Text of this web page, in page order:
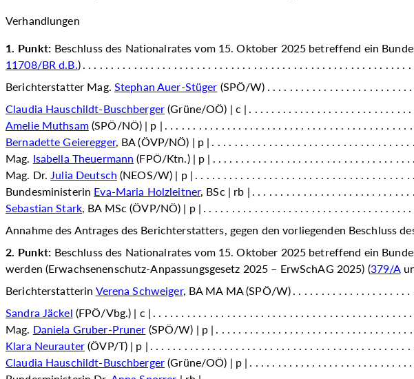
Verhandlungen
1. Punkt: Beschluss des Nationalrates vom 15. Oktober 2025 betreffend ein
11708/BR d.B.)
Berichterstatter Mag. Stephan Auer-Stüger (SPÖ/W)
Claudia Hauschildt-Buschberger (Grüne/OÖ) | c |
Amelie Muthsam(SPÖ/NÖ) | p |
Bernadette Geieregger, BA (ÖVP/NÖ) | p |
Mag. Isabella Theuermann (FPÖ/Ktn.) | p |
Mag. Dr. Julia Deutsch (NEOS/W) | p |
Bundesministerin Eva-Maria Holzleitner, BSc | rb |
Sebastian Stark, BA MSc (ÖVP/NÖ) | p |
Annahme des Antrages des Berichterstatters, gegen den vorliegenden Beschluss
2. Punkt: Beschluss des Nationalrates vom 15. Oktober 2025 betreffend ein
werden (Erwachsenenschutz-Anpassungsgesetz 2025 – ErwSchAG 2025) (379/A
Berichterstatterin Verena Schweiger, BA MA MA (SPÖ/W)
Sandra Jäckel (FPÖ/Vbg.) | c |
Mag. Daniela Gruber-Pruner (SPÖ/W) | p |
Klara Neurauter (ÖVP/T) | p |
Claudia Hauschildt-Buschberger (Grüne/OÖ) | p |